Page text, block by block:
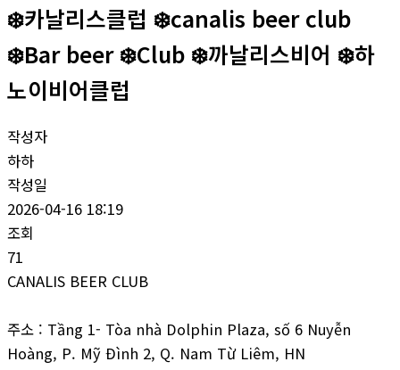
❄️‍‍카날리스클럽 ❄️‍canalis beer club
❄️Bar beer ❄️‍‍Club ‍‍❄️까날리스비어 ‍‍❄️하
노이비어클럽
작성자
하하
작성일
2026-04-16 18:19
조회
71
CANALIS BEER CLUB
주소 : Tầng 1- Tòa nhà Dolphin Plaza, số 6 Nuyễn
Hoàng, P. Mỹ Đình 2, Q. Nam Từ Liêm, HN